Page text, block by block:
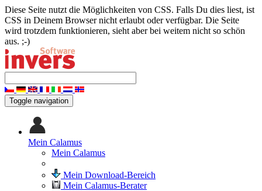
Diese Seite nutzt die Möglichkeiten von CSS. Falls Du dies liest, ist
CSS in Deinem Browser nicht erlaubt oder verfügbar. Die Seite
wird trotzdem funktionieren, sieht aber bei weitem nicht so schön
aus. ;-)
Toggle navigation
Mein Calamus
Mein Calamus
Mein Download-Bereich
Mein Calamus-Berater